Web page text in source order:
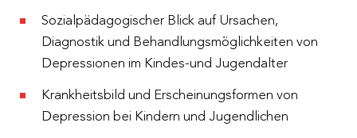
Sozialpädagogischer Blick auf Ursachen,
Diagnostik und Behandlungsmöglichkeiten von
Depressionen im Kindes-und Jugendalter
Krankheitsbild und Erscheinungsformen von
Depression bei Kindern und Jugendlichen